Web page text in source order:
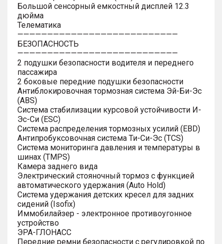
Большой сенсорный емкостный дисплей 12.3
дюйма
Телематика
———————————————————————————
БЕЗОПАСНОСТЬ
———————————————————————————
2 подушки безопасности водителя и переднего
пассажира
2 боковые передние подушки безопасности
Антиблокировочная тормозная система Эй-Би-Эс
(ABS)
Система стабилизации курсовой устойчивости И-
Эс-Си (ESC)
Система распределения тормозных усилий (EBD)
Антипробуксовочная система Ти-Си-Эс (TCS)
Система мониторинга давления и температуры в
шинах (TMPS)
Камера заднего вида
Электрический стояночный тормоз с функцией
автоматического удержания (Auto Hold)
Система удержания детских кресел для задних
сидений (Isofix)
Иммобилайзер - электронное противоугонное
устройство
ЭРА-ГЛОНАСС
Передние ремни безопасности с регулировкой по